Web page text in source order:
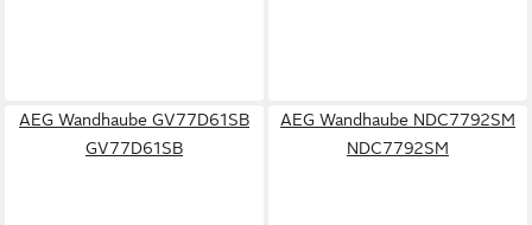
AEG Wandhaube GV77D61SB
GV77D61SB
AEG Wandhaube NDC7792SM
NDC7792SM